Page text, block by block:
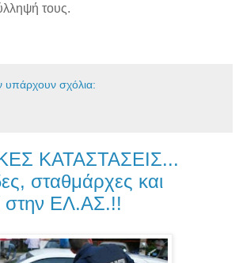
τους.
υπάρχουν σχόλια:
ΚΑΤΑΣΤΑΣΕΙΣ...
σταθμάρχες και
στην ΕΛ.ΑΣ.!!